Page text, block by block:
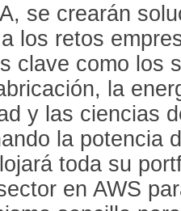
se crearán
los retos
clave como los
la
y las ciencias
la potencia
toda su
en AWS